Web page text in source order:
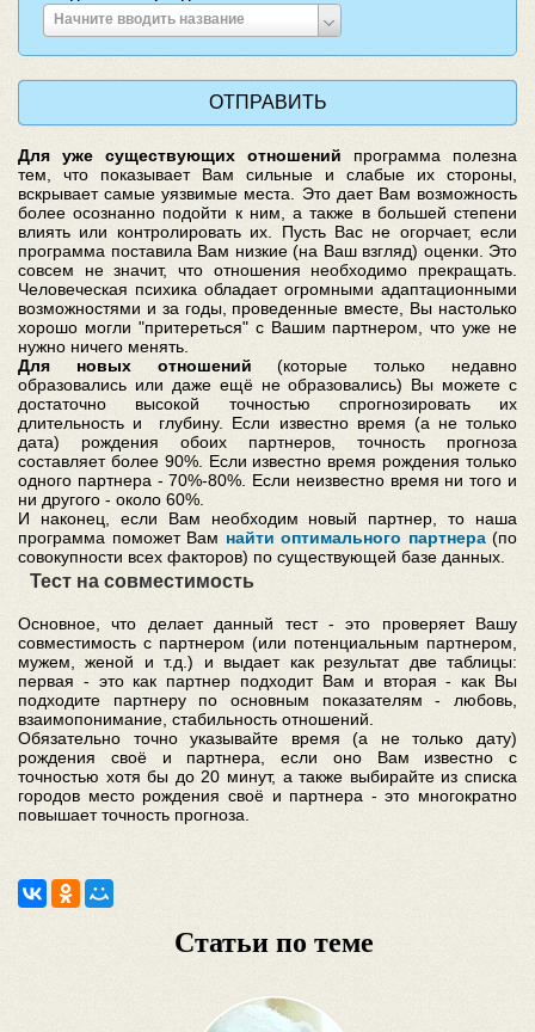
Начните вводить название
Введите
Для уже существующих отношений программа полезна
тем, что показывает Вам сильные и слабые их стороны,
вскрывает самые уязвимые места. Это дает Вам возможность
более осознанно подойти к ним, а также в большей степени
влиять или контролировать их. Пусть Вас не огорчает, если
программа поставила Вам низкие (на Ваш взгляд) оценки. Это
совсем не значит, что отношения необходимо прекращать.
Человеческая психика обладает огромными адаптационными
возможностями и за годы, проведенные вместе, Вы настолько
хорошо могли "притереться" с Вашим партнером, что уже не
нужно ничего менять.
Для новых отношений (которые только недавно
образовались или даже ещё не образовались) Вы можете с
достаточно высокой точностью спрогнозировать их
длительность и глубину. Если известно время (а не только
дата) рождения обоих партнеров, точность прогноза
составляет более 90%. Если известно время рождения только
одного партнера - 70%-80%. Если неизвестно время ни того и
ни другого - около 60%.
И наконец, если Вам необходим новый партнер, то наша
программа поможет Вам найти оптимального партнера(по
совокупности всех факторов) по существующей базе данных.
Тест на совместимость
Основное, что делает данный тест - это проверяет Вашу
совместимость с партнером (или потенциальным партнером,
мужем, женой и т.д.) и выдает как результат две таблицы:
первая - это как партнер подходит Вам и вторая - как Вы
подходите партнеру по основным показателям - любовь,
взаимопонимание, стабильность отношений.
Обязательно точно указывайте время (а не только дату)
рождения своё и партнера, если оно Вам известно с
точностью хотя бы до 20 минут, а также выбирайте из списка
городов место рождения своё и партнера - это многократно
повышает точность прогноза.
Статьи по теме